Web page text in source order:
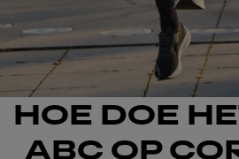
HOE DOE
ABC OP